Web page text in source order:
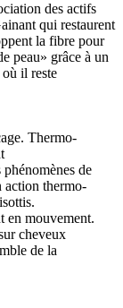
des actifs
qui restaurent
la fibre pour
peau» grâce à un
il reste
Thermo-
de
action thermo-
en mouvement.
cheveux
de la